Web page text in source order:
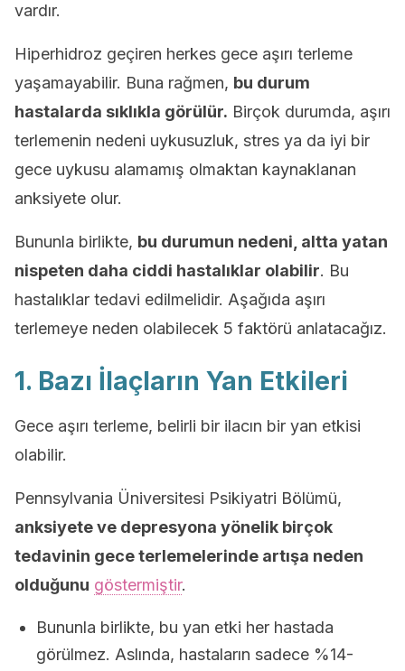
vardır.
Hiperhidroz geçiren herkes gece aşırı terleme
yaşamayabilir. Buna rağmen, bu durum
hastalarda sıklıkla görülür. Birçok durumda, aşırı
terlemenin nedeni uykusuzluk, stres ya da iyi bir
gece uykusu alamamış olmaktan kaynaklanan
anksiyete olur.
Bununla birlikte, bu durumun nedeni, altta yatan
nispeten daha ciddi hastalıklar olabilir. Bu
hastalıklar tedavi edilmelidir. Aşağıda aşırı
terlemeye neden olabilecek 5 faktörü anlatacağız.
1. Bazı İlaçların Yan Etkileri
Gece aşırı terleme, belirli bir ilacın bir yan etkisi
olabilir.
Pennsylvania Üniversitesi Psikiyatri Bölümü,
anksiyete ve depresyona yönelik birçok
tedavinin gece terlemelerinde artışa neden
olduğunu göstermiştir.
Bununla birlikte, bu yan etki her hastada
görülmez. Aslında, hastaların sadece %14-